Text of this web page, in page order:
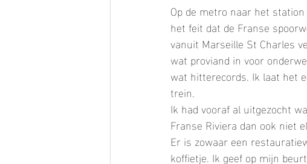
Op de metro naar het
het feit dat de Franse
vanuit Marseille St Charles
wat proviand in voor
wat hitterecords. Ik laat het
trein.
Ik had vooraf al uitgezocht
Franse Riviera dan ook niet
Er is zowaar een
koffietje. Ik geef op mijn